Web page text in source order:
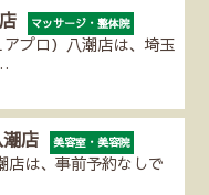
店 マッサージ・整体院
アプロ）八潮店は、埼玉
潮店 美容室・美容院
店は、事前予約なしで